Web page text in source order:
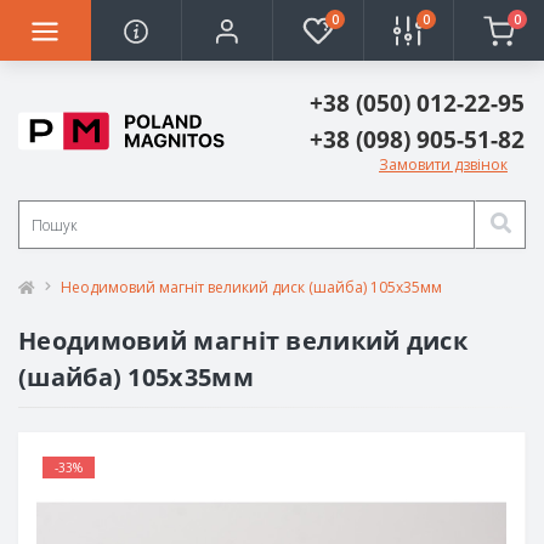
0 0 0
+38 (050) 012-22-95
+38 (098) 905-51-82
Замовити дзвінок
Неодимовий магніт великий диск (шайба) 105х35мм
Неодимовий магніт великий диск
(шайба) 105х35мм
-33%